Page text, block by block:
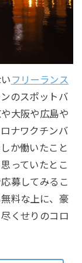
フリーランス
のスポットバ
大阪や広島や
ナワクチンバ
か働いたこと
っていたとこ
募してみるこ
料な上に、豪
くせりのコロ